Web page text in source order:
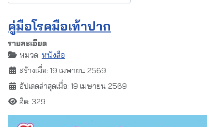
คู่มือโรคมือเท้าปาก
รายละเอียด
หมวด: หนังสือ
สร้างเมื่อ: 19 เมษายน 2569
อัปเดตล่าสุดเมื่อ: 19 เมษายน 2569
ฮิต: 329